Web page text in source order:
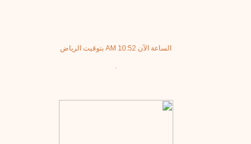
الساعة الآن 10:52 AM بتوقيت الرياض
.